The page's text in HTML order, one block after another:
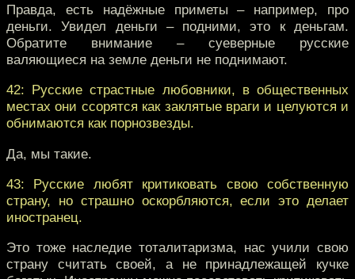
Правда, есть надёжные приметы – например, про
деньги. Увидел деньги – подними, это к деньгам.
Обратите внимание – суеверные русские
валяющиеся на земле деньги не поднимают.
42: Русские страстные любовники, в общественных
местах они ссорятся как заклятые враги и целуются и
обнимаются как порнозвезды.
Да, мы такие.
43: Русские любят критиковать свою собственную
страну, но страшно оскорбляются, если это делает
иностранец.
Это тоже наследие тоталитаризма, нас учили свою
страну считать своей, а не принадлежащей кучке